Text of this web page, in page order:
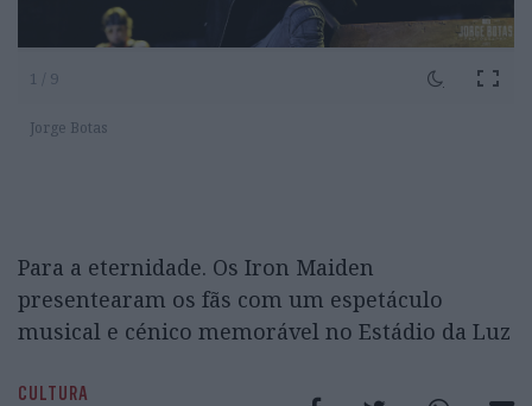
1 / 9
Jorge Botas
Para a eternidade. Os Iron Maiden
presentearam os fãs com um espetáculo
musical e cénico memorável no Estádio da Luz
CULTURA